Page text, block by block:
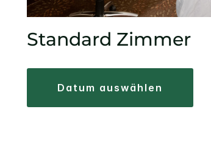
Standard Zimmer
datum auswählen